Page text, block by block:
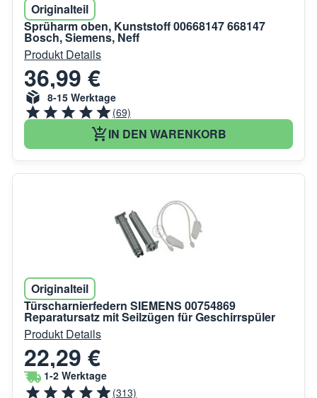
Originalteil
Sprüharm oben, Kunststoff 00668147 668147
Bosch, Siemens, Neff
Produkt Details
36,99 €
8-15 Werktage
(69)
IN DEN WARENKORB
Originalteil
Türscharnierfedern SIEMENS 00754869
Reparatursatz mit Seilzügen für Geschirrspüler
Produkt Details
22,29 €
1-2 Werktage
(313)